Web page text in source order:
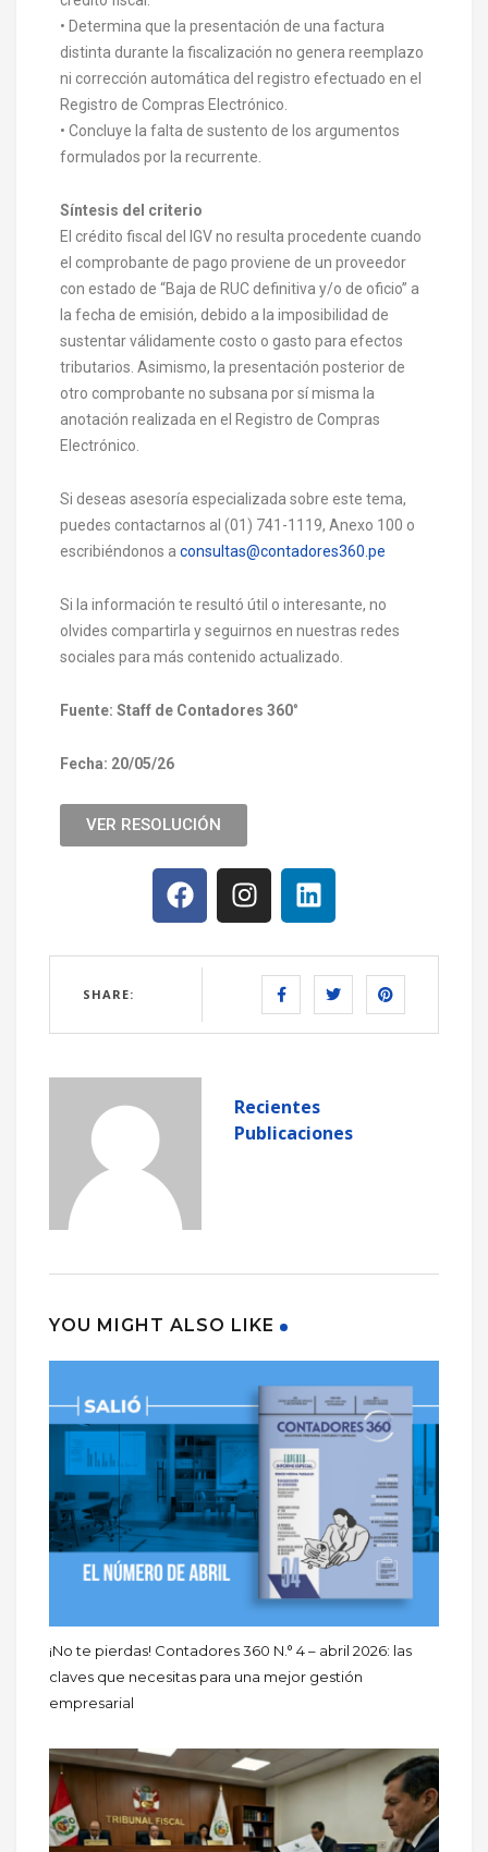
• Determina que la presentación de una factura
distinta durante la fiscalización no genera reemplazo
ni corrección automática del registro efectuado en el
Registro de Compras Electrónico.
• Concluye la falta de sustento de los argumentos
formulados por la recurrente.
Síntesis del criterio
El crédito fiscal del IGV no resulta procedente cuando
el comprobante de pago proviene de un proveedor
con estado de “Baja de RUC definitiva y/o de oficio” a
la fecha de emisión, debido a la imposibilidad de
sustentar válidamente costo o gasto para efectos
tributarios. Asimismo, la presentación posterior de
otro comprobante no subsana por sí misma la
anotación realizada en el Registro de Compras
Electrónico.
Si deseas asesoría especializada sobre este tema,
puedes contactarnos al (01) 741-1119, Anexo 100 o
escribiéndonos a consultas@contadores360.pe
Si la información te resultó útil o interesante, no
olvides compartirla y seguirnos en nuestras redes
sociales para más contenido actualizado.
Fuente: Staff de Contadores 360°
Fecha: 20/05/26
VER RESOLUCIÓN
SHARE:
Recientes
Publicaciones
YOU MIGHT ALSO LIKE
¡No te pierdas! Contadores 360 N.° 4 – abril 2026: las
claves que necesitas para una mejor gestión
empresarial